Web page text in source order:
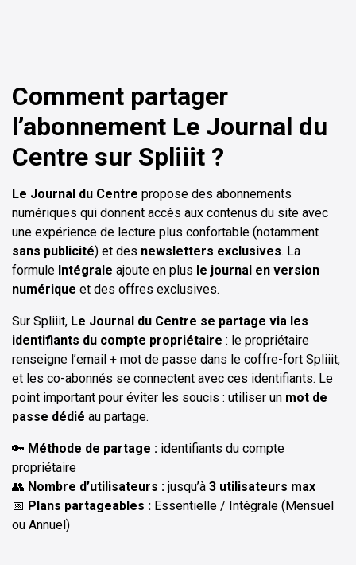
Comment partager
l’abonnement Le Journal du
Centre sur Spliiit ?
Le Journal du Centre propose des abonnements
numériques qui donnent accès aux contenus du site avec
une expérience de lecture plus confortable (notamment
sans publicité) et des newsletters exclusives. La
formule Intégrale ajoute en plus le journal en version
numérique et des offres exclusives.
Sur Spliiit, Le Journal du Centre se partage via les
identifiants du compte propriétaire : le propriétaire
renseigne l’email + mot de passe dans le coffre-fort Spliiit,
et les co-abonnés se connectent avec ces identifiants. Le
point important pour éviter les soucis : utiliser un mot de
passe dédié au partage.
🔑 Méthode de partage : identifiants du compte
propriétaire
👥 Nombre d’utilisateurs : jusqu’à 3 utilisateurs max
📅 Plans partageables : Essentielle / Intégrale (Mensuel
ou Annuel)